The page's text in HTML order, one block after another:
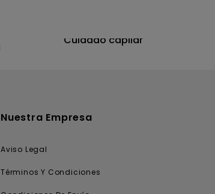
Cuidado capilar
Nuestra Empresa
Aviso Legal
Términos Y Condiciones